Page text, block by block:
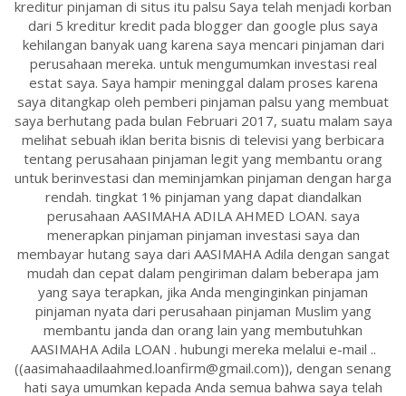
kreditur pinjaman di situs itu palsu Saya telah menjadi korban
dari 5 kreditur kredit pada blogger dan google plus saya
kehilangan banyak uang karena saya mencari pinjaman dari
perusahaan mereka. untuk mengumumkan investasi real
estat saya. Saya hampir meninggal dalam proses karena
saya ditangkap oleh pemberi pinjaman palsu yang membuat
saya berhutang pada bulan Februari 2017, suatu malam saya
melihat sebuah iklan berita bisnis di televisi yang berbicara
tentang perusahaan pinjaman legit yang membantu orang
untuk berinvestasi dan meminjamkan pinjaman dengan harga
rendah. tingkat 1% pinjaman yang dapat diandalkan
perusahaan AASIMAHA ADILA AHMED LOAN. saya
menerapkan pinjaman pinjaman investasi saya dan
membayar hutang saya dari AASIMAHA Adila dengan sangat
mudah dan cepat dalam pengiriman dalam beberapa jam
yang saya terapkan, jika Anda menginginkan pinjaman
pinjaman nyata dari perusahaan pinjaman Muslim yang
membantu janda dan orang lain yang membutuhkan
AASIMAHA Adila LOAN . hubungi mereka melalui e-mail ..
((aasimahaadilaahmed.loanfirm@gmail.com)), dengan senang
hati saya umumkan kepada Anda semua bahwa saya telah